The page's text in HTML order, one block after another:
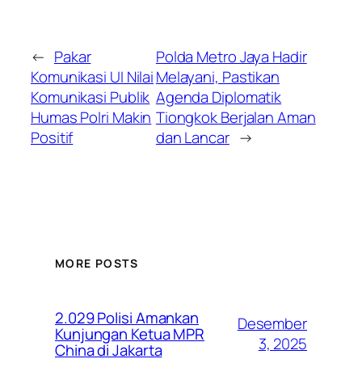
← Pakar
Komunikasi UI Nilai
Komunikasi Publik
Humas Polri Makin
Positif
Polda Metro Jaya Hadir
Melayani, Pastikan
Agenda Diplomatik
Tiongkok Berjalan Aman
dan Lancar →
MORE POSTS
2.029 Polisi Amankan
Kunjungan Ketua MPR
China di Jakarta
Desember
3, 2025